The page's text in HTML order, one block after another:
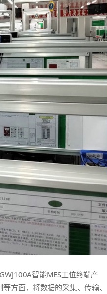
智能MES工位终端产
方面，将数据的采集、传输、